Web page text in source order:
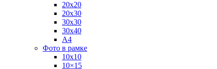
20х20
20х30
30х30
30х40
А4
Фото в рамке
10х10
10×15